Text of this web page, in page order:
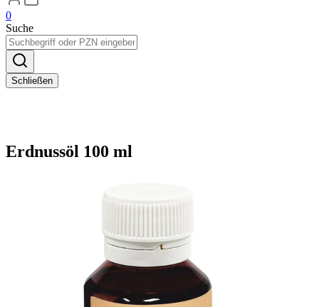
0
Suche
Schließen
Erdnussöl 100 ml